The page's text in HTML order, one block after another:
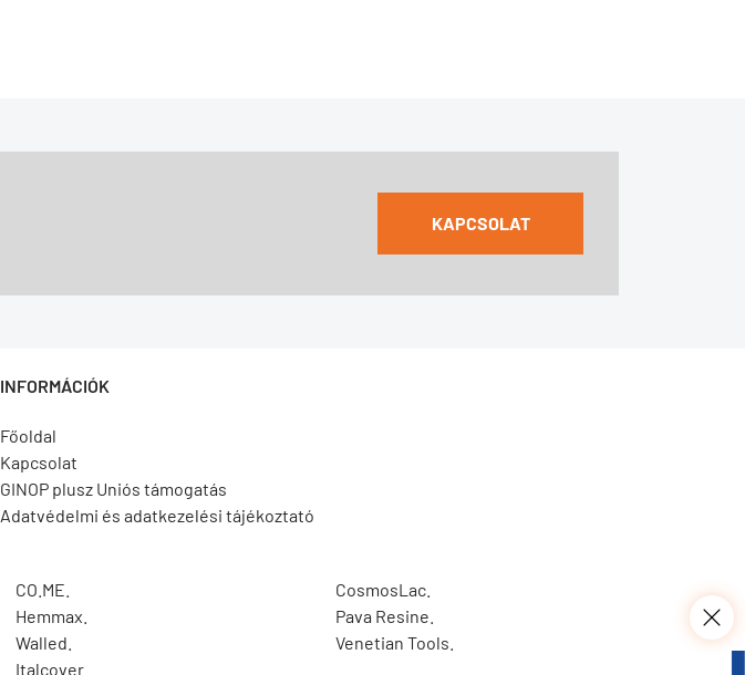
KAPCSOLAT
INFORMÁCIÓK
Főoldal
Kapcsolat
GINOP plusz Uniós támogatás
Adatvédelmi és adatkezelési tájékoztató
CO.ME.
Hemmax.
Walled.
Italcover.
CosmosLac.
Pava Resine.
Venetian Tools.